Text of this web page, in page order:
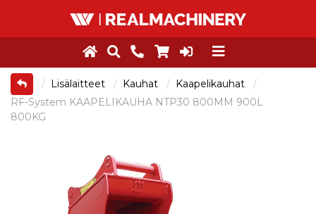
Lisälaitteet Kauhat
Kaapelikauhat
RF-System KAAPELIKAUHA NTP30 800MM 900L
800KG